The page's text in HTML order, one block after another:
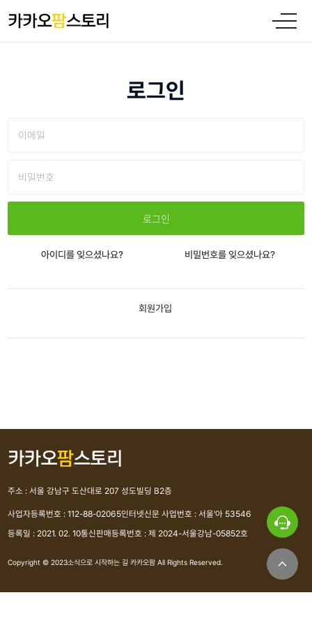
로그인
아이디를 잊으셨나요? 비밀번호를 잊으셨나요?
회원가입
주소 : 서울 강남구 도산대로 207 성도빌딩 B2층
사업자등록번호 : 112-88-02065인터넷신문 사업번호 : 서울'아 53546
등록일 : 2021. 02. 10통신판매등록번호 : 제 2024-서울강남-05852호
Copyright © 2023소식으로 시작하는 길 카카오팜 All Rights Reserved.